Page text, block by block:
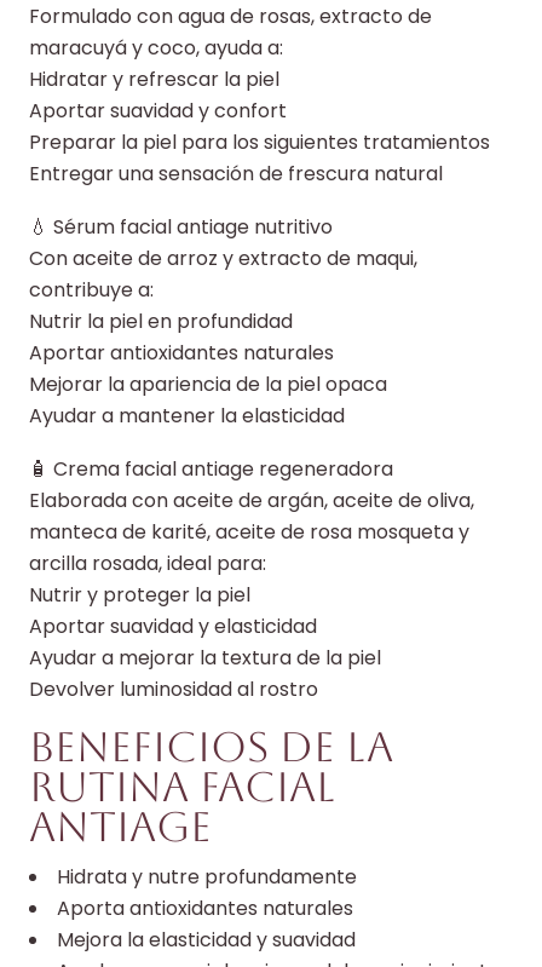
Formulado con agua de rosas, extracto de
maracuyá y coco, ayuda a:
Hidratar y refrescar la piel
Aportar suavidad y confort
Preparar la piel para los siguientes tratamientos
Entregar una sensación de frescura natural
💧 Sérum facial antiage nutritivo
Con aceite de arroz y extracto de maqui,
contribuye a:
Nutrir la piel en profundidad
Aportar antioxidantes naturales
Mejorar la apariencia de la piel opaca
Ayudar a mantener la elasticidad
🧴 Crema facial antiage regeneradora
Elaborada con aceite de argán, aceite de oliva,
manteca de karité, aceite de rosa mosqueta y
arcilla rosada, ideal para:
Nutrir y proteger la piel
Aportar suavidad y elasticidad
Ayudar a mejorar la textura de la piel
Devolver luminosidad al rostro
Beneficios de la
rutina facial
antiage
Hidrata y nutre profundamente
Aporta antioxidantes naturales
Mejora la elasticidad y suavidad